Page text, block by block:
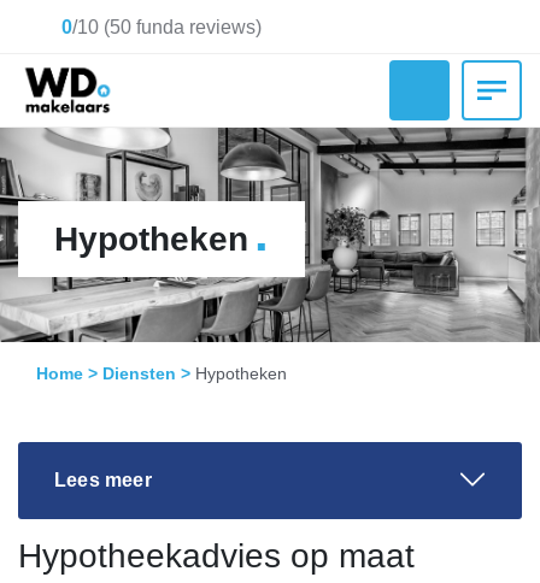
0/10 (50 funda reviews)
Hypotheken .
Home > Diensten > Hypotheken
Lees meer
Hypotheekadvies op maat